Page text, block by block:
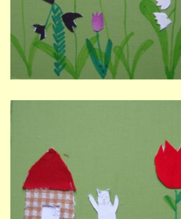
ZAMĚSTNÁNÍ
DOTACE
ZUŠ Pohořelice
Školní 462